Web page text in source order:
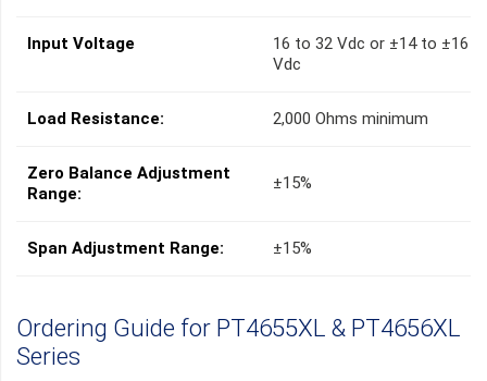
Input Voltage
16 to 32 Vdc or ±14 to ±16
Vdc
Load Resistance: 2,000 Ohms minimum
Zero Balance Adjustment
Range:
±15%
Span Adjustment Range: ±15%
Ordering Guide for PT4655XL & PT4656XL
Series